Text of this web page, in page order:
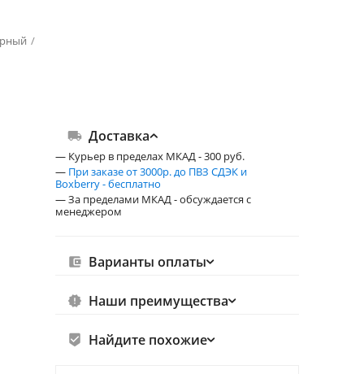
/
Доставка
— Курьер в пределах МКАД - 300 руб.
— При заказе от 3000р. до ПВЗ СДЭК и
Boxberry - бесплатно
— За пределами МКАД - обсуждается с
менеджером
Варианты оплаты
Наши преимущества
Найдите похожие